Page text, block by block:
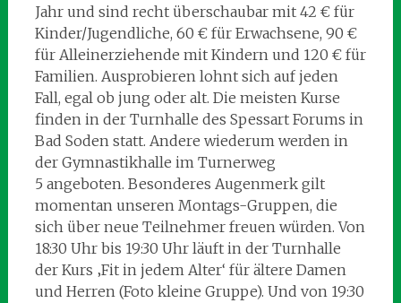
Jahr und sind recht überschaubar mit 42 € für
Kinder/Jugendliche, 60 € für Erwachsene, 90 €
für Alleinerziehende mit Kindern und 120 € für
Familien. Ausprobieren lohnt sich auf jeden
Fall, egal ob jung oder alt. Die meisten Kurse
finden in der Turnhalle des Spessart Forums in
Bad Soden statt. Andere wiederum werden in
der Gymnastikhalle im Turnerweg
5 angeboten. Besonderes Augenmerk gilt
momentan unseren Montags-Gruppen, die
sich über neue Teilnehmer freuen würden. Von
18:30 Uhr bis 19:30 Uhr läuft in der Turnhalle
der Kurs ‚Fit in jedem Alter‘ für ältere Damen
und Herren (Foto kleine Gruppe). Und von 19:30